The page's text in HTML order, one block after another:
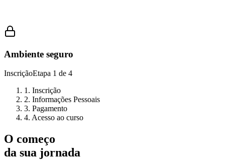
Ambiente seguro
InscriçãoEtapa 1 de 4
1. Inscrição
2. Informações Pessoais
3. Pagamento
4. Acesso ao curso
O começo
da sua jornada